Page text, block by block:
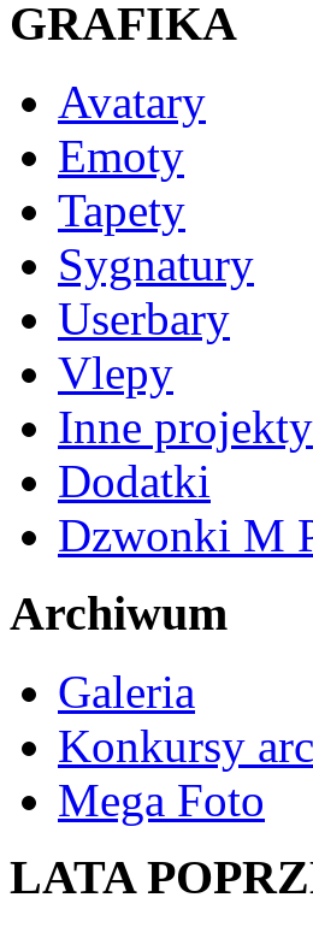
GRAFIKA
Avatary
Emoty
Tapety
Sygnatury
Userbary
Vlepy
Inne projekty
Dodatki
Dzwonki M
Archiwum
Galeria
Konkursy
Mega Foto
LATA